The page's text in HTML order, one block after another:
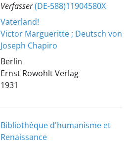
Verfasser(DE-588)11904580X
Vaterland!
Victor Margueritte ; Deutsch von
Joseph Chapiro
Berlin
Ernst Rowohlt Verlag
1931
Bibliothèque d'humanisme et
Renaissance